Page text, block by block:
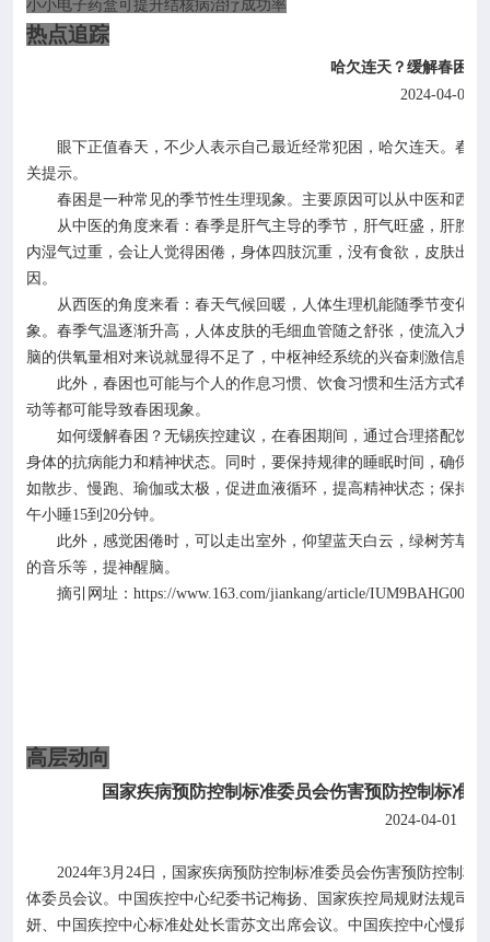
小小电子药盒可提升结核病治疗成功率
热点追踪
哈欠连天？缓解春困，
2024-04-01
眼下正值春天，不少人表示自己最近经常犯困，哈欠连天。春
关提示。
春困是一种常见的季节性生理现象。主要原因可以从中医和西
从中医的角度来看：春季是肝气主导的季节，肝气旺盛，肝胜
内湿气过重，会让人觉得困倦，身体四肢沉重，没有食欲，皮肤出
因。
从西医的角度来看：春天气候回暖，人体生理机能随季节变化
象。春季气温逐渐升高，人体皮肤的毛细血管随之舒张，使流入大
脑的供氧量相对来说就显得不足了，中枢神经系统的兴奋刺激信息
此外，春困也可能与个人的作息习惯、饮食习惯和生活方式有
动等都可能导致春困现象。
如何缓解春困？无锡疾控建议，在春困期间，通过合理搭配饮
身体的抗病能力和精神状态。同时，要保持规律的睡眠时间，确保每
如散步、慢跑、瑜伽或太极，促进血液循环，提高精神状态；保持
午小睡15到 20分钟。
此外，感觉困倦时，可以走出室外，仰望蓝天白云，绿树芳草
的音乐等，提神醒脑。
摘引网址： https://www.163.com/jiankang/article/
高层动向
国家疾病预防控制标准委员会伤害预防控制标准
2024-04-01
2024年3月 24日，国家疾病预防控制标准委员会伤害预防控制标
体委员会议。中国疾控中心纪委书记梅扬、国家疾控局规财法规司
妍、中国疾控中心标准处处长雷苏文出席会议。中国疾控中心慢病